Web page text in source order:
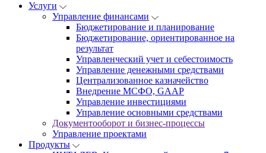
Услуги
Управление финансами
Бюджетирование и планирование
Бюджетирование, ориентированное на
результат
Управленческий учет и себестоимость
Управление денежными средствами
Централизованное казначейство
Внедрение МСФО, GAAP
Управление инвестициями
Управление основными средствами
Документооборот и бизнес-процессы
Управление проектами
Продукты